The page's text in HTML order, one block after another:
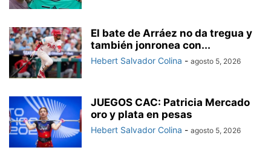
El bate de Arráez no da tregua y
también jonronea con...
Hebert Salvador Colina - agosto 5, 2026
JUEGOS CAC: Patricia Mercado
oro y plata en pesas
Hebert Salvador Colina - agosto 5, 2026